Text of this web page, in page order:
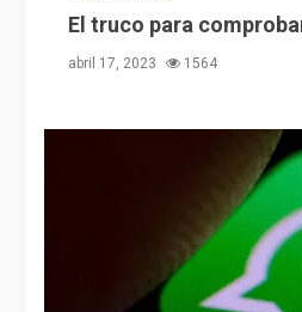
El truco para
abril 17, 2023 1564